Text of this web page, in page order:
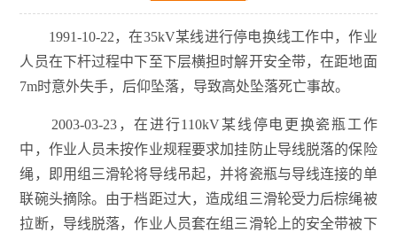
1991-10-22，在35kV某线进行停电换线工作中，作业
人员在下杆过程中下至下层横担时解开安全带，在距地面
7m时意外失手，后仰坠落，导致高处坠落死亡事故。
2003-03-23，在进行110kV某线停电更换瓷瓶工作
中，作业人员未按作业规程要求加挂防止导线脱落的保险
绳，即用组三滑轮将导线吊起，并将瓷瓶与导线连接的单
联碗头摘除。由于档距过大，造成组三滑轮受力后棕绳被
拉断，导线脱落，作业人员套在组三滑轮上的安全带被下